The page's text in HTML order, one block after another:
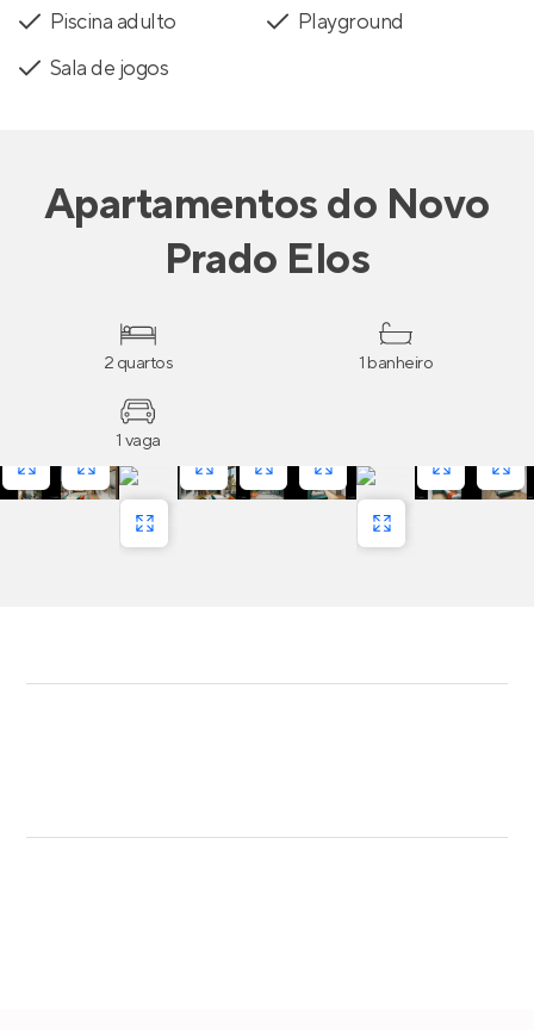
Piscina adulto
Playground
Sala de jogos
Apartamentosdo Novo
Prado Elos
2 quartos 1 banheiro
1 vaga